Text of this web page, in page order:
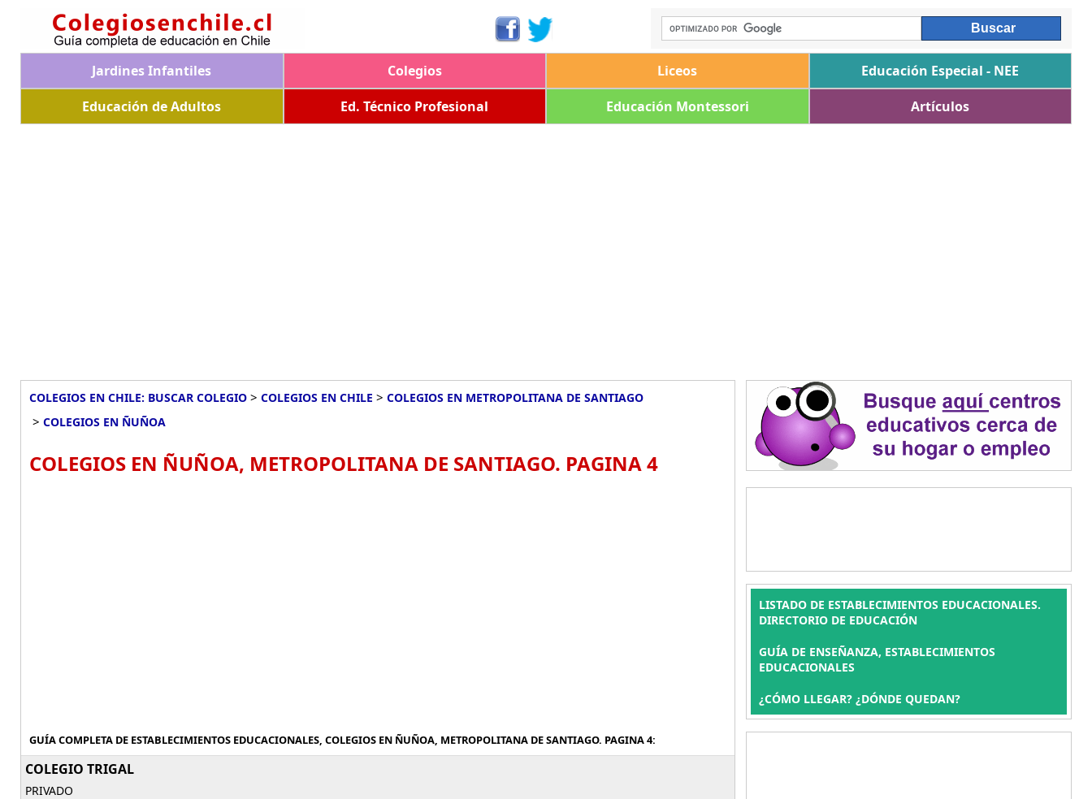
Jardines Infantiles Colegios Liceos
Educación Especial - NEE
Educación de Adultos
Ed. Técnico Profesional Educación Montessori Artículos
COLEGIOS EN CHILE: BUSCAR COLEGIO > COLEGIOS EN CHILE > COLEGIOS EN METROPOLITANA DE SANTIAGO
> COLEGIOS EN ÑUÑOA
COLEGIOS EN ÑUÑOA, METROPOLITANA DE SANTIAGO. PAGINA 4
GUÍA COMPLETA DE ESTABLECIMIENTOS EDUCACIONALES, COLEGIOS EN ÑUÑOA, METROPOLITANA DE SANTIAGO. PAGINA 4:
COLEGIO TRIGAL
PRIVADO
LISTADO DE ESTABLECIMIENTOS EDUCACIONALES.
DIRECTORIO DE EDUCACIÓN
GUÍA DE ENSEÑANZA, ESTABLECIMIENTOS
EDUCACIONALES
¿CÓMO LLEGAR? ¿DÓNDE QUEDAN?